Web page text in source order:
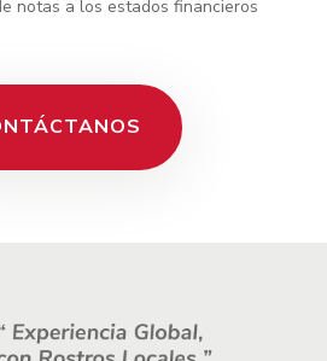
notas a los estados financieros